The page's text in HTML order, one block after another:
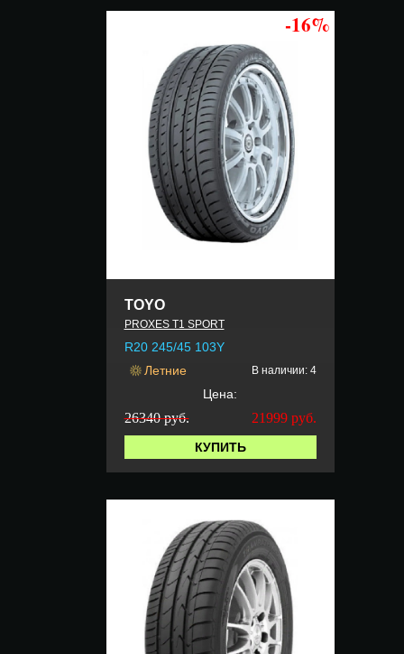
-16%
TOYO
PROXES T1 SPORT
R20 245/45 103Y
Летние
В наличии: 4
Цена:
26340 руб. 21999 руб.
КУПИТЬ